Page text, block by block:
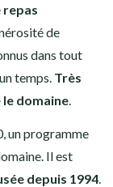
repas
de
dans tout
temps. Très
domaine
un programme
Il est
depuis 1994